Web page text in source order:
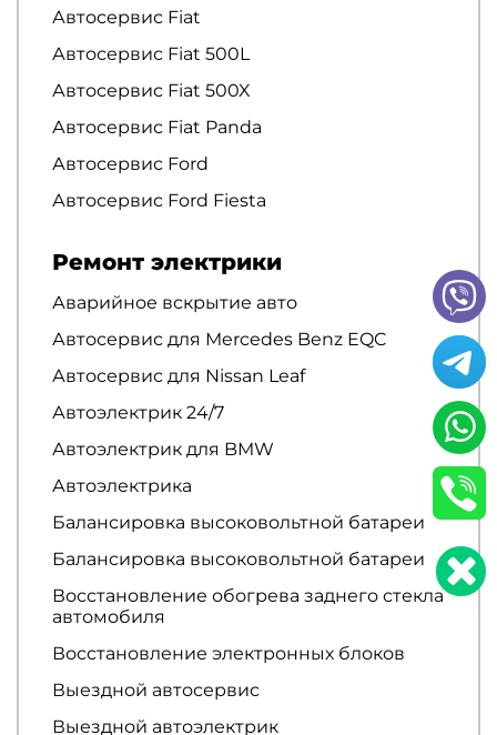
Автосервис Fiat
Автосервис Fiat 500L
Автосервис Fiat 500X
Автосервис Fiat Panda
Автосервис Ford
Автосервис Ford Fiesta
Ремонт электрики
Аварийное вскрытие авто
Автосервис для Mercedes Benz EQC
Автосервис для Nissan Leaf
Автоэлектрик 24/7
Автоэлектрик для BMW
Автоэлектрика
Балансировка высоковольтной батареи
Балансировка высоковольтной батареи
Восстановление обогрева заднего стекла
автомобиля
Восстановление электронных блоков
Выездной автосервис
Выездной автоэлектрик